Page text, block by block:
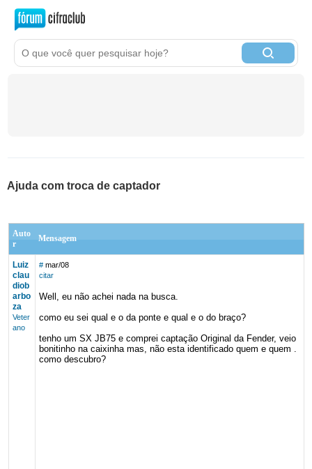
Ajuda com troca de captador
Auto
r
Mensagem
Luiz
clau
diob
arbo
za
Veter
ano
# mar/08
citar
Well, eu não achei nada na busca.
como eu sei qual e o da ponte e qual e o do braço?
tenho um SX JB75 e comprei captação Original da Fender, veio
bonitinho na caixinha mas, não esta identificado quem e quem .
como descubro?